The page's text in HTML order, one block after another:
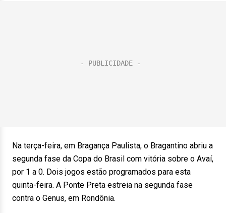
Na terça-feira, em Bragança Paulista, o Bragantino abriu a
segunda fase da Copa do Brasil com vitória sobre o Avaí,
por 1 a 0. Dois jogos estão programados para esta
quinta-feira. A Ponte Preta estreia na segunda fase
contra o Genus, em Rondônia.